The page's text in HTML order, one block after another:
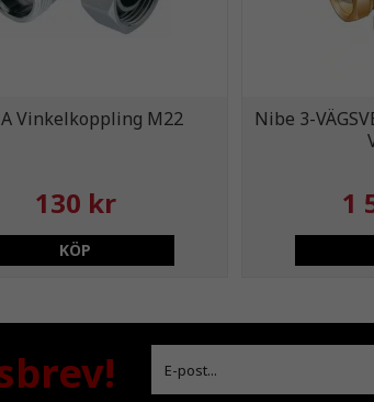
Vinkelkoppling M22
130 kr
KÖP
Nibe 3-
1